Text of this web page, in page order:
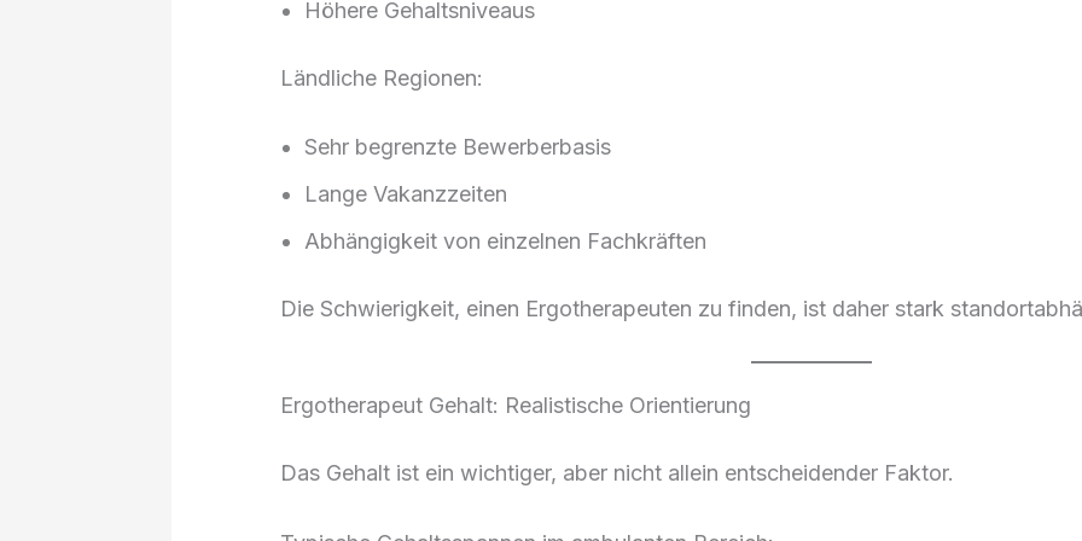
Höhere Gehaltsniveaus
Ländliche Regionen:
Sehr begrenzte Bewerberbasis
Lange Vakanzzeiten
Abhängigkeit von einzelnen Fachkräften
Die Schwierigkeit, einen Ergotherapeuten zu finden, ist daher stark
Ergotherapeut Gehalt: Realistische Orientierung
Das Gehalt ist ein wichtiger, aber nicht allein entscheidender Faktor.